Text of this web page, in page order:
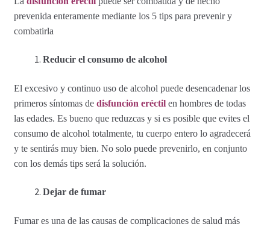
Contactos
Formas de envío
Formas de pago
Impressum
Mi cuenta
Política de privacidad
prevenida enteramente mediante los 5 tips para prevenir y
combatirla
Reducir el consumo de alcohol
El excesivo y continuo uso de alcohol puede desencadenar los
primeros síntomas de disfunción eréctilen hombres de todas
las edades. Es bueno que reduzcas y si es posible que evites el
consumo de alcohol totalmente, tu cuerpo entero lo agradecerá
y te sentirás muy bien. No solo puede prevenirlo, en conjunto
con los demás tips será la solución.
Dejar de fumar
Fumar es una de las causas de complicaciones de salud más